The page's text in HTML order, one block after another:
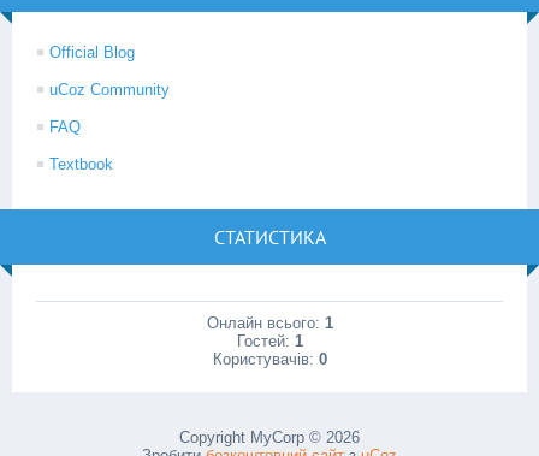
Official Blog
uCoz Community
FAQ
Textbook
СТАТИСТИКА
Онлайн всього: 1
Гостей: 1
Користувачів: 0
Copyright MyCorp © 2026